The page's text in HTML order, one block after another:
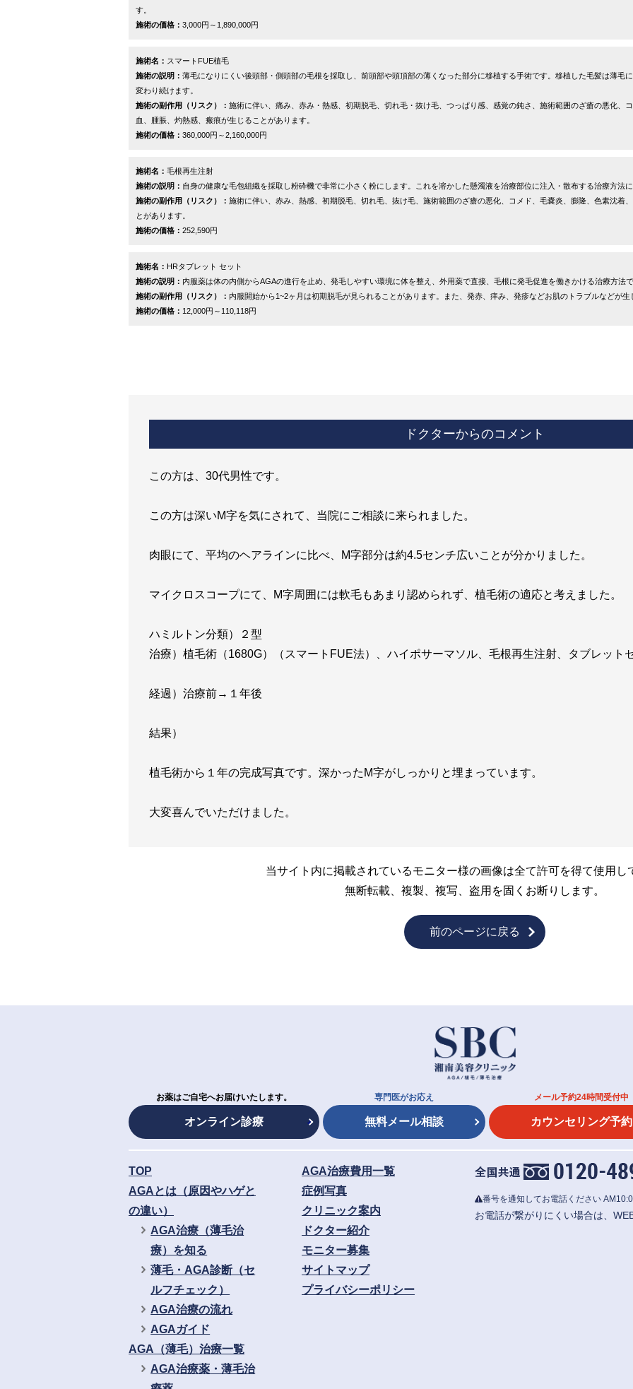
す。
施術の価格： 3,000円～1,890,000円
施術名： スマートFUE植毛
施術の説明： 薄毛になりにくい後頭部・側頭部の毛根を採取し、前頭部や頭頂部の薄くなった部分に移植する手術です。移植した毛髪は薄毛
変わり続けます。
施術の副作用（リスク）： 施術に伴い、痛み、赤み・熱感、初期脱毛、切れ毛・抜け毛、つっぱり感、感覚の鈍さ、施術範囲のざ瘡の悪化、
血、腫脹、灼熱感、瘢痕が生じることがあります。
施術の価格： 360,000円～2,160,000円
施術名： 毛根再生注射
施術の説明： 自身の健康な毛包組織を採取し粉砕機で非常に小さく粉にします。これを溶かした懸濁液を治療部位に注入・散布する治療方法
施術の副作用（リスク）： 施術に伴い、赤み、熱感、初期脱毛、切れ毛、抜け毛、施術範囲のざ瘡の悪化、コメド、毛嚢炎、膨隆、色素沈着
とがあります。
施術の価格： 252,590円
施術名： HRタブレット セット
施術の説明： 内服薬は体の内側からAGAの進行を止め、発毛しやすい環境に体を整え、外用薬で直接、毛根に発毛促進を働きかける治療方法
施術の副作用（リスク）： 内服開始から1~2ヶ月は初期脱毛が見られることがあります。また、発赤、痒み、発疹などお肌のトラブルなどが
施術の価格： 12,000円～110,118円
ドクターからのコメント
この方は、30代男性です。
この方は深いM字を気にされて、当院にご相談に来られました。
肉眼にて、平均のヘアラインに比べ、M字部分は約4.5センチ広いことが分かりました。
マイクロスコープにて、M字周囲には軟毛もあまり認められず、植毛術の適応と考えました。
ハミルトン分類）２型
治療）植毛術（1680G）（スマートFUE法）、ハイポサーマソル、毛根再生注射、タブレット
経過）治療前→１年後
結果）
植毛術から１年の完成写真です。深かったM字がしっかりと埋まっています。
大変喜んでいただけました。
当サイト内に掲載されているモニター様の画像は全て許可を得て使用し
無断転載、複製、複写、盗用を固くお断りします。
前のページに戻る
お薬はご自宅へお届けいたします。
オンライン診療
専門医がお応え
無料メール相談
メール予約24時間受付中
カウンセリング予約
番号を通知してお電話ください
お電話が繋がりにくい場合は、
TOP
AGAとは（原因やハゲと
の違い）
AGA治療（薄毛治
療）を知る
薄毛・AGA診断（セ
ルフチェック）
AGA治療の流れ
AGAガイド
AGA（薄毛）治療一覧
AGA治療薬・薄毛治
AGA治療費用一覧
症例写真
クリニック案内
ドクター紹介
モニター募集
サイトマップ
プライバシーポリシー